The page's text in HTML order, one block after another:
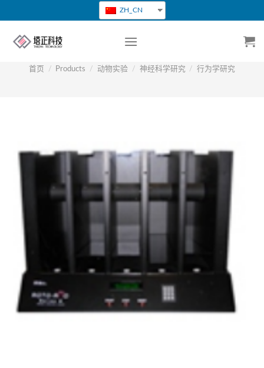
转
ZH_CN
首页 / Products / 动物实验 / 神经科学研究 / 行为学研究